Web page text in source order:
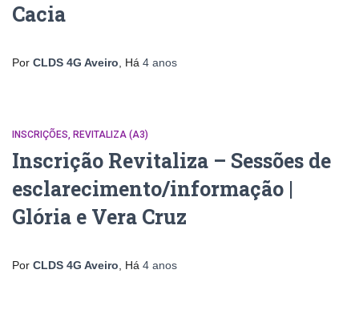
Cacia
Por CLDS 4G Aveiro , Há 4 anos
INSCRIÇÕES REVITALIZA (A3)
Inscrição Revitaliza – Sessões de
esclarecimento/informação |
Glória e Vera Cruz
Por CLDS 4G Aveiro , Há 4 anos